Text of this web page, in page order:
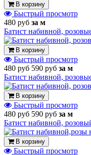
В корзину
Быстрый просмотр
480 руб за м
Батист набивной,
В корзину
Быстрый просмотр
480 руб 590 руб за м
Батист набивной,
В корзину
Быстрый просмотр
480 руб 590 руб за м
Батист набивной,
В корзину
Быстрый просмотр